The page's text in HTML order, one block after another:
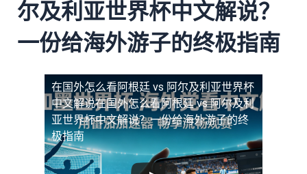
尔及利亚世界杯中文解说？
一份给海外游子的终极指南
在国外怎么看阿根廷 vs 阿尔及利亚世界杯
中文解说在国外怎么看阿根廷 vs 阿尔及利
亚世界杯中文解说？一份给海外游子的终
极指南